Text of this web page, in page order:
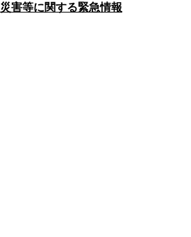
災害等に関する緊急情報